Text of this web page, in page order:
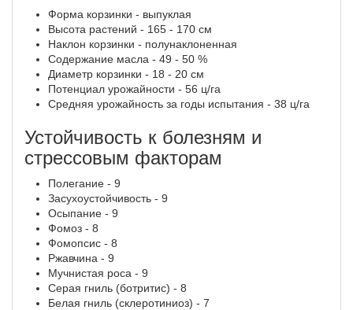
Форма корзинки - выпуклая
Высота растений - 165 - 170 см
Наклон корзинки - полунаклоненная
Содержание масла - 49 - 50 %
Диаметр корзинки - 18 - 20 см
Потенциал урожайности - 56 ц/га
Средняя урожайность за годы испытания - 38 ц/га
Устойчивость к болезням и
стрессовым факторам
Полегание - 9
Засухоустойчивость - 9
Осыпание - 9
Фомоз - 8
Фомопсис - 8
Ржавчина - 9
Мучнистая роса - 9
Серая гниль (ботритис) - 8
Белая гниль (склеротиниоз) - 7